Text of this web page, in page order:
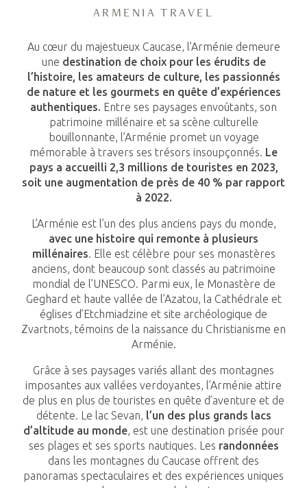
ARMENIA TRAVEL
Au cœur du majestueux Caucase, l’Arménie demeure
une destination de choix pour les érudits de
l’histoire, les amateurs de culture, les passionnés
de nature et les gourmets en quête d’expériences
authentiques. Entre ses paysages envoûtants, son
patrimoine millénaire et sa scène culturelle
bouillonnante, l’Arménie promet un voyage
mémorable à travers ses trésors insoupçonnés. Le
pays a accueilli 2,3 millions de touristes en 2023,
soit une augmentation de près de 40 % par rapport
à 2022.
L’Arménie est l’un des plus anciens pays du monde,
avec une histoire qui remonte à plusieurs
millénaires. Elle est célèbre pour ses monastères
anciens, dont beaucoup sont classés au patrimoine
mondial de l’UNESCO. Parmi eux, le Monastère de
Geghard et haute vallée de l’Azatou, la Cathédrale et
églises d’Etchmiadzine et site archéologique de
Zvartnots, témoins de la naissance du Christianisme en
Arménie.
Grâce à ses paysages variés allant des montagnes
imposantes aux vallées verdoyantes, l’Arménie attire
de plus en plus de touristes en quête d’aventure et de
détente. Le lac Sevan, l’un des plus grands lacs
d’altitude au monde, est une destination prisée pour
ses plages et ses sports nautiques. Les randonnées
dans les montagnes du Caucase offrent des
panoramas spectaculaires et des expériences uniques